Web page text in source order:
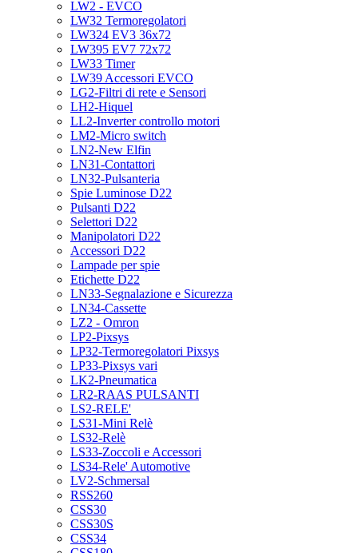
LW2 - EVCO
LW32 Termoregolatori
LW324 EV3 36x72
LW395 EV7 72x72
LW33 Timer
LW39 Accessori EVCO
LG2-Filtri di rete e Sensori
LH2-Hiquel
LL2-Inverter controllo motori
LM2-Micro switch
LN2-New Elfin
LN31-Contattori
LN32-Pulsanteria
Spie Luminose D22
Pulsanti D22
Selettori D22
Manipolatori D22
Accessori D22
Lampade per spie
Etichette D22
LN33-Segnalazione e Sicurezza
LN34-Cassette
LZ2 - Omron
LP2-Pixsys
LP32-Termoregolatori Pixsys
LP33-Pixsys vari
LK2-Pneumatica
LR2-RAAS PULSANTI
LS2-RELE'
LS31-Mini Relè
LS32-Relè
LS33-Zoccoli e Accessori
LS34-Rele' Automotive
LV2-Schmersal
RSS260
CSS30
CSS30S
CSS34